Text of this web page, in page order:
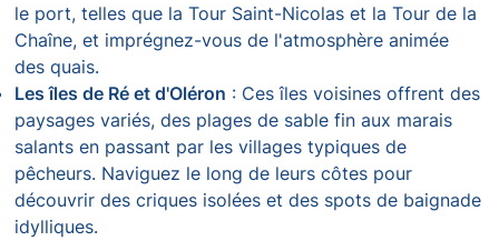
le port, telles que la Tour Saint-Nicolas et la Tour de la
Chaîne, et imprégnez-vous de l'atmosphère animée
des quais.
Les îles de Ré et d'Oléron : Ces îles voisines offrent des
paysages variés, des plages de sable fin aux marais
salants en passant par les villages typiques de
pêcheurs. Naviguez le long de leurs côtes pour
découvrir des criques isolées et des spots de baignade
idylliques.